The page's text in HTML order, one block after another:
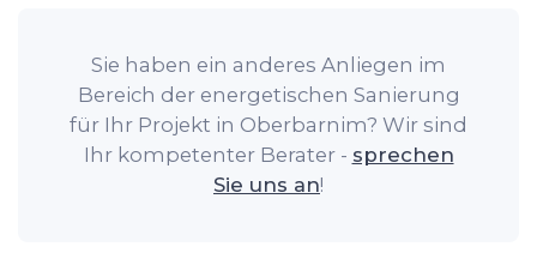
Sie haben ein anderes Anliegen im
Bereich der energetischen Sanierung
für Ihr Projekt in Oberbarnim? Wir sind
Ihr kompetenter Berater - sprechen
Sie uns an!